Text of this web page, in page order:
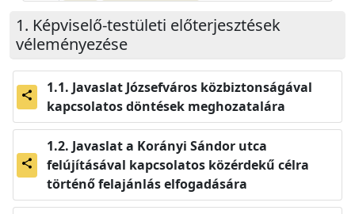
Képviselő-testületi előterjesztések
véleményezése
share
Javaslat Józsefváros közbiztonságával
kapcsolatos döntések meghozatalára
share
Javaslat a Korányi Sándor utca
felújításával kapcsolatos közérdekű célra
történő felajánlás elfogadására